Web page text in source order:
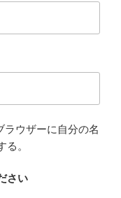
ラウザーに自分の名
。
さい